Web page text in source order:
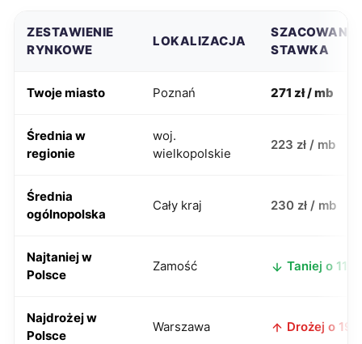
ZESTAWIENIE
RYNKOWE
LOKALIZACJA
SZACOWANA
STAWKA
Twoje miasto Poznań 271 zł / mb
Średnia w
regionie
woj.
wielkopolskie
223 zł / mb
Średnia
ogólnopolska
Cały kraj 230 zł / mb
Najtaniej w
Polsce
Zamość Taniej o 111
Najdrożej w
Polsce
Warszawa Drożej o 19